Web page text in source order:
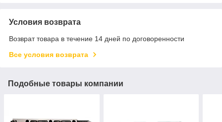
Условия возврата
Возврат товара в течение 14 дней по договоренности
Все условия возврата
Подобные товары компании